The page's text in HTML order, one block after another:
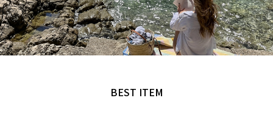
MADE by NANING9
BEST ITEM